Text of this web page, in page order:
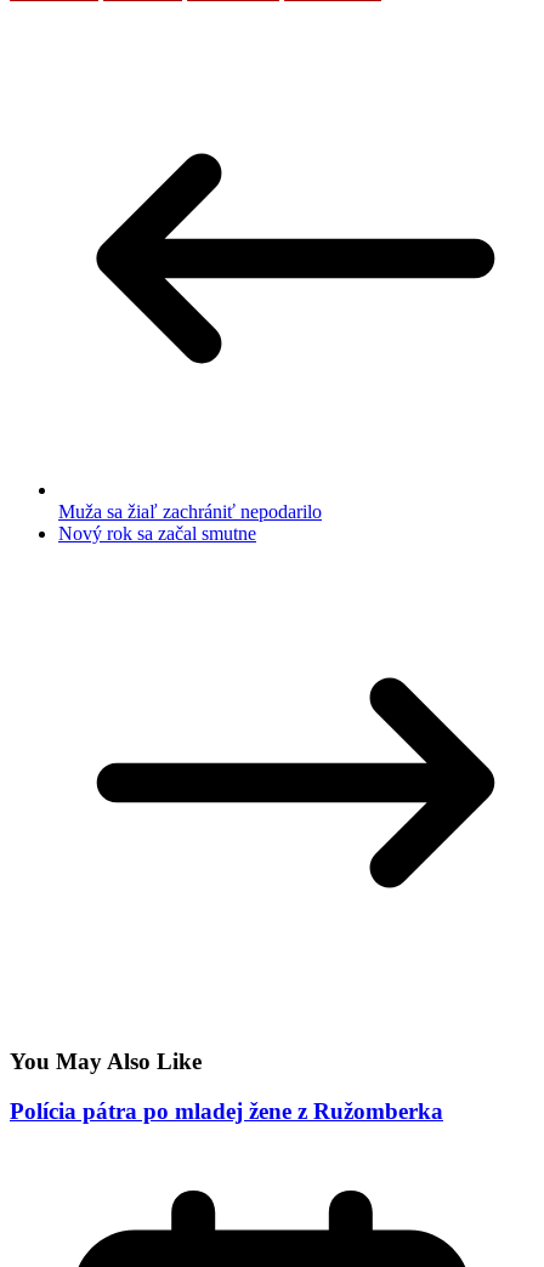
Muža sa žiaľ zachrániť nepodarilo
Nový rok sa začal smutne
You May Also Like
Polícia pátra po mladej žene z Ružomberka